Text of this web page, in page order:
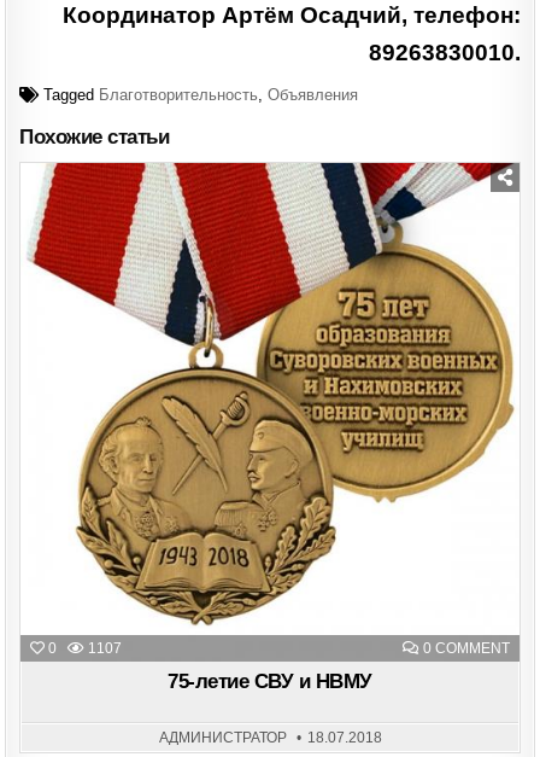
Координатор Артём Осадчий, телефон:
89263830010.
Tagged Благотворительность ,Объявления
Похожие статьи
0 1107 0 COMMENTON
75-
Posted
in
75-летие СВУ и НВМУ
АДМИНИСТРАТОР 18.07.2018